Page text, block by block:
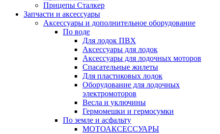
Прицепы Сталкер
Запчасти и аксессуары
Аксессуары и дополнительное оборудование
По воде
Для лодок ПВХ
Аксессуары для лодок
Аксессуары для лодочных моторов
Спасательные жилеты
Для пластиковых лодок
Оборудование для лодочных
электромоторов
Весла и уключины
Гермомешки и гермосумки
По земле и асфальту
МОТОАКСЕССУАРЫ